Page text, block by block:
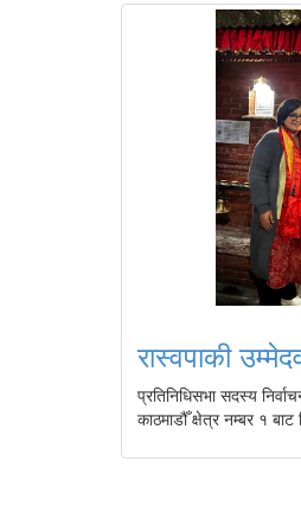
रास्वपाकी
प्रतिनिधिसभा सदस्य
काठमाडौँ क्षेत्र नम्बर १